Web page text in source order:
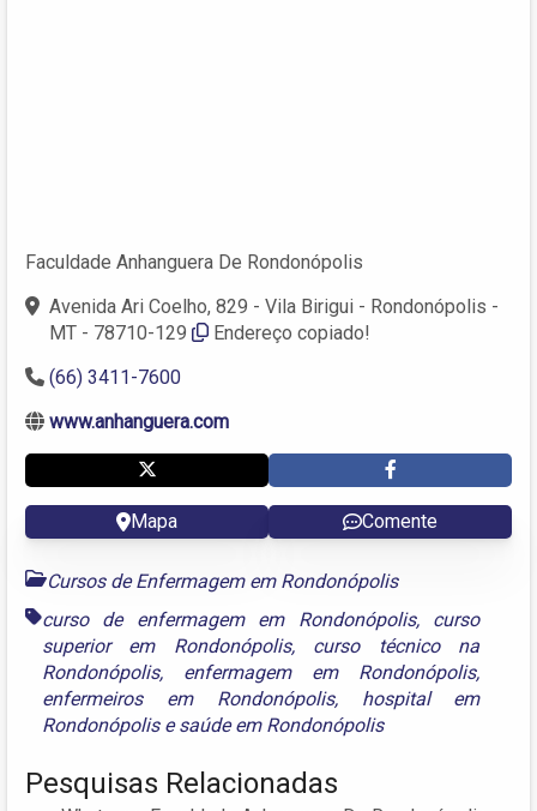
Faculdade Anhanguera De Rondonópolis
Avenida Ari Coelho, 829 - Vila Birigui - Rondonópolis -
MT - 78710-129
Endereço copiado!
(66) 3411-7600
www.anhanguera.com
Mapa Comente
Cursos de Enfermagem em Rondonópolis
curso de enfermagem em Rondonópolis, curso
superior em Rondonópolis, curso técnico na
Rondonópolis, enfermagem em Rondonópolis,
enfermeiros em Rondonópolis, hospital em
Rondonópolisesaúde em Rondonópolis
Pesquisas Relacionadas